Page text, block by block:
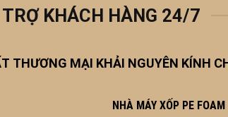
TRỢ KHÁCH HÀNG 24/7
THƯƠNG MẠI KHẢI NGUYÊN KÍNH
NHÀ MÁY XỐP PE FOAM